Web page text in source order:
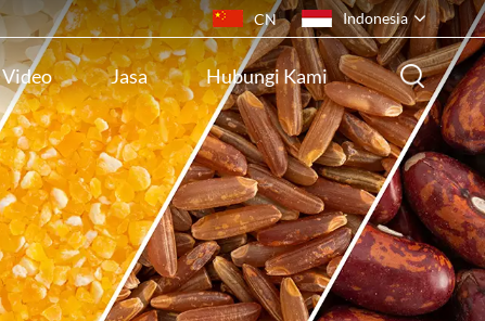
CN Indonesia
English
français
русский
español
português
Video Jasa Hubungi Kami